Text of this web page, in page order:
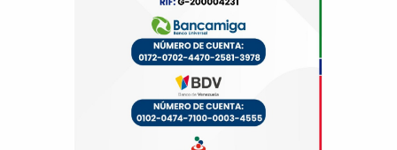
Servicio Autónomo Bolivariano de Administración Tributaría
del Municipio Freites (SABATRIF).